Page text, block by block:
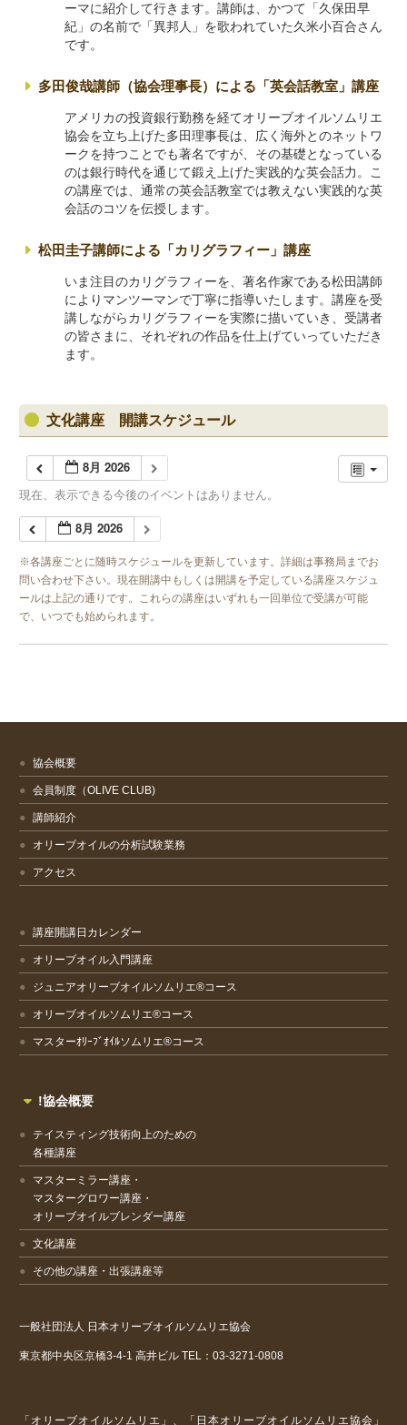
ーマに紹介して行きます。講師は、かつて「久保田早
紀」の名前で「異邦人」を歌われていた久米小百合さん
です。
多田俊哉講師（協会理事長）による「英会話教室」講座
アメリカの投資銀行勤務を経てオリーブオイルソムリエ
協会を立ち上げた多田理事長は、広く海外とのネットワ
ークを持つことでも著名ですが、その基礎となっている
のは銀行時代を通じて鍛え上げた実践的な英会話力。こ
の講座では、通常の英会話教室では教えない実践的な英
会話のコツを伝授します。
松田圭子講師による「カリグラフィー」講座
いま注目のカリグラフィーを、著名作家である松田講師
によりマンツーマンで丁寧に指導いたします。講座を受
講しながらカリグラフィーを実際に描いていき、受講者
の皆さまに、それぞれの作品を仕上げていっていただき
ます。
文化講座 開講スケジュール
8月 2026
現在、表示できる今後のイベントはありません。
8月 2026
※各講座ごとに随時スケジュールを更新しています。詳細は事務局までお
問い合わせ下さい。現在開講中もしくは開講を予定している講座スケジュ
ールは上記の通りです。これらの講座はいずれも一回単位で受講が可能
で、いつでも始められます。
協会概要
会員制度（OLIVE CLUB)
講師紹介
オリーブオイルの分析試験業務
アクセス
講座開講日カレンダー
オリーブオイル入門講座
ジュニアオリーブオイルソムリエ®コース
オリーブオイルソムリエ®コース
マスターｵﾘｰﾌﾞｵｲﾙソムリエ®コース
!協会概要
テイスティング技術向上のための
各種講座
マスターミラー講座・
マスターグロワー講座・
オリーブオイルブレンダー講座
文化講座
その他の講座・出張講座等
一般社団法人 日本オリーブオイルソムリエ協会
東京都中央区京橋3-4-1 高井ビル TEL：03-3271-0808
「オリーブオイルソムリエ」、「日本オリーブオイルソムリエ協会」